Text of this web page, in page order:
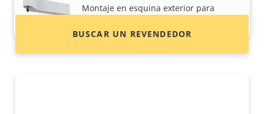
Montaje en esquina exterior para
BUSCAR UN REVENDEDOR